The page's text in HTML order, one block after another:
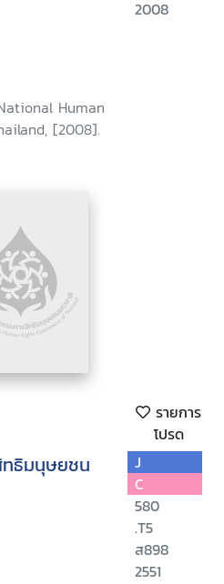
Human
[2008].
2008
รายการ
โปรด
ธิมนุษยชน
J
C
580
.T5
ส898
2551